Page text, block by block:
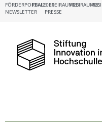
NEWSLETTER PRESSE
FÖRDERPORTALE:
FBM2020FREIRAUM23FREIRAUM25